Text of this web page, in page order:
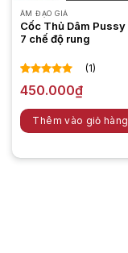
ÂM ĐẠO GIẢ
Cốc Thủ Dâm Pussy
7 chế độ rung
5.00trên 5
1
đánh giá
(1)
450.000₫
Thêm vào giỏ hàng